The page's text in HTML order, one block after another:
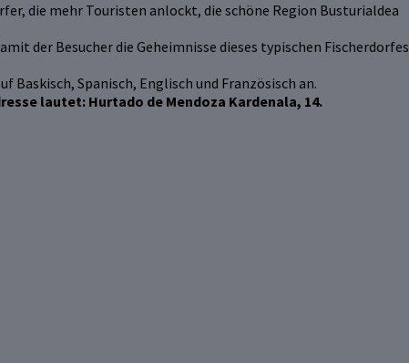
die mehr Touristen anlockt, die schöne Region Busturialdea
der Besucher die Geheimnisse dieses typischen Fischerdorfes
Spanisch, Englisch und Französisch an.
lautet: Hurtado de Mendoza Kardenala, 14.